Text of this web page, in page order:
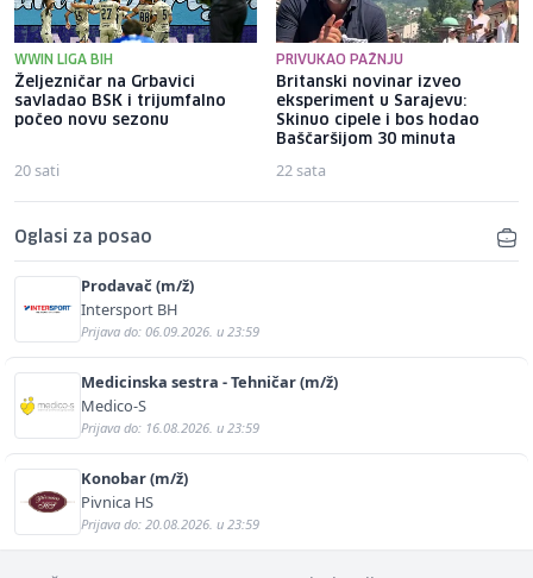
WWIN LIGA BIH
Željezničar na Grbavici
savladao BSK i trijumfalno
počeo novu sezonu
20 sati
PRIVUKAO PAŽNJU
Britanski novinar izveo
eksperiment u Sarajevu:
Skinuo cipele i bos hodao
Baščaršijom 30 minuta
22 sata
Oglasi za posao
Prodavač (m/ž)
Intersport BH
Prijava do: 06.09.2026. u 23:59
Medicinska sestra - Tehničar (m/ž)
Medico-S
Prijava do: 16.08.2026. u 23:59
Konobar (m/ž)
Pivnica HS
Prijava do: 20.08.2026. u 23:59